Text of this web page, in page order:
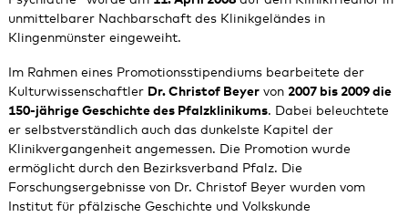
unmittelbarer Nachbarschaft des Klinikgeländes in
Klingenmünster eingeweiht.
Im Rahmen eines Promotionsstipendiums bearbeitete der
Kulturwissenschaftler Dr. Christof Beyervon 2007 bis 2009 die
150-jährige Geschichte des Pfalzklinikums. Dabei beleuchtete
er selbstverständlich auch das dunkelste Kapitel der
Klinikvergangenheit angemessen. Die Promotion wurde
ermöglicht durch den Bezirksverband Pfalz. Die
Forschungsergebnisse von Dr. Christof Beyer wurden vom
Institut für pfälzische Geschichte und Volkskunde